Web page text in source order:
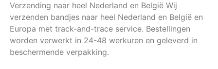
Verzending naar heel Nederland en België Wij
verzenden bandjes naar heel Nederland en België en
Europa met track-and-trace service. Bestellingen
worden verwerkt in 24-48 werkuren en geleverd in
beschermende verpakking.